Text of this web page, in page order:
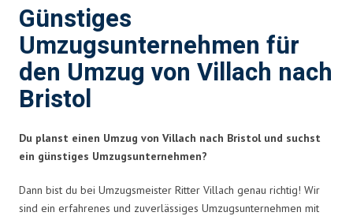
Günstiges
Umzugsunternehmen für
den Umzug von Villach nach
Bristol
Du planst einen Umzug von Villach nach Bristol und suchst
ein günstiges Umzugsunternehmen?
Dann bist du bei Umzugsmeister Ritter Villach genau richtig! Wir
sind ein erfahrenes und zuverlässiges Umzugsunternehmen mit